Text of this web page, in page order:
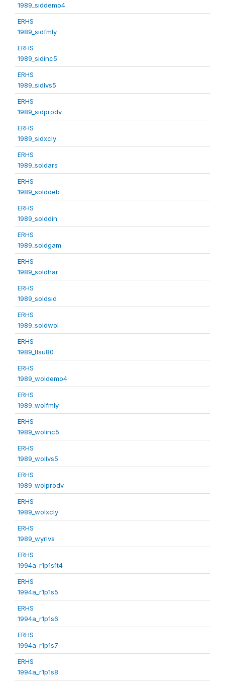
1989_siddemo4
ERHS
1989_sidfmly
ERHS
1989_sidinc5
ERHS
1989_sidlvs5
ERHS
1989_sidprodv
ERHS
1989_sidxcly
ERHS
1989_soldars
ERHS
1989_solddeb
ERHS
1989_solddin
ERHS
1989_soldgam
ERHS
1989_soldhar
ERHS
1989_soldsid
ERHS
1989_soldwol
ERHS
1989_tlsu80
ERHS
1989_woldemo4
ERHS
1989_wolfmly
ERHS
1989_wolinc5
ERHS
1989_wollvs5
ERHS
1989_wolprodv
ERHS
1989_wolxcly
ERHS
1989_wyrlvs
ERHS
1994a_r1p1s1t4
ERHS
1994a_r1p1s5
ERHS
1994a_r1p1s6
ERHS
1994a_r1p1s7
ERHS
1994a_r1p1s8